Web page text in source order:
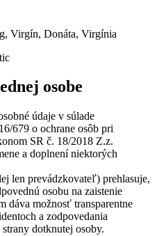
Virgín, Donáta, Virgínia
osobe
údaje v súlade
679 o ochrane osôb pri
SR č. 18/2018 Z.z.
a doplnení niektorých
len prevádzkovateľ) prehlasuje,
osobu na zaistenie
dáva možnosť transparentne
a zodpovedania
dotknutej osoby.